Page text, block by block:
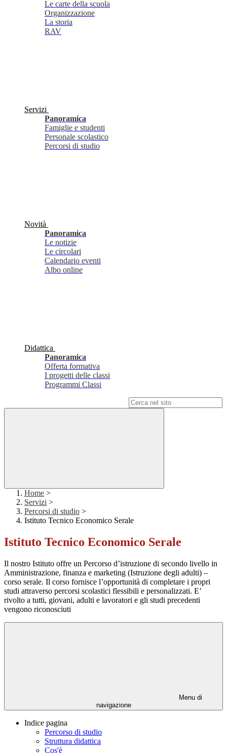
Le carte della scuola
Organizzazione
La storia
RAV
Servizi
Panoramica
Famiglie e studenti
Personale scolastico
Percorsi di studio
Novità
Panoramica
Le notizie
Le circolari
Calendario eventi
Albo online
Didattica
Panoramica
Offerta formativa
I progetti delle classi
Programmi Classi
Home >
Servizi >
Percorsi di studio >
Istituto Tecnico Economico Serale
Istituto Tecnico Economico Serale
Il nostro Istituto offre un Percorso d’istruzione di secondo livello in
Amministrazione, finanza e marketing (Istruzione degli adulti) –
corso serale. Il corso fornisce l’opportunità di completare i propri
studi attraverso percorsi scolastici flessibili e personalizzati. E’
rivolto a tutti, giovani, adulti e lavoratori e gli studi precedenti
vengono riconosciuti
Menu di
navigazione
Indice pagina
Percorso di studio
Struttura didattica
Cos'è